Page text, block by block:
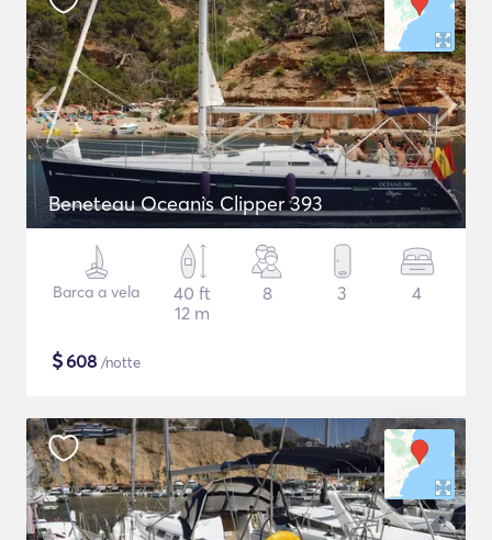
Beneteau Oceanis Clipper 393
Barca a vela
40 ft
12 m
8 3 4
$608 /notte